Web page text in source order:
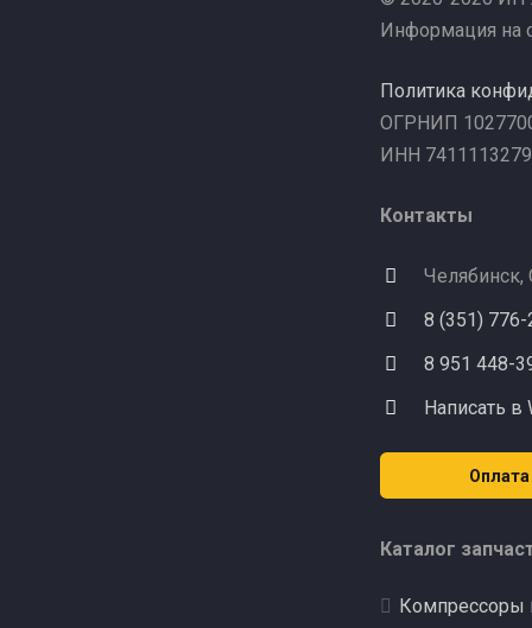
Информация на
Политика
ОГРНИП
ИНН
Контакты
Челябинск,
8 (351)
8 951 448-
Написать в
Оплата
Каталог
Компрессоры